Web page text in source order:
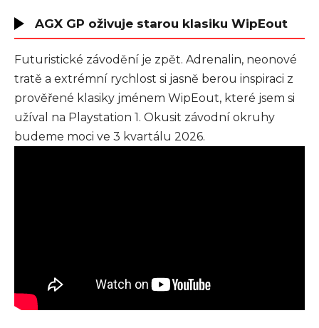
AGX GP oživuje starou klasiku WipEout
Futuristické závodění je zpět. Adrenalin, neonové
tratě a extrémní rychlost si jasně berou inspiraci z
prověřené klasiky jménem WipEout, které jsem si
užíval na Playstation 1. Okusit závodní okruhy
budeme moci ve 3 kvartálu 2026.